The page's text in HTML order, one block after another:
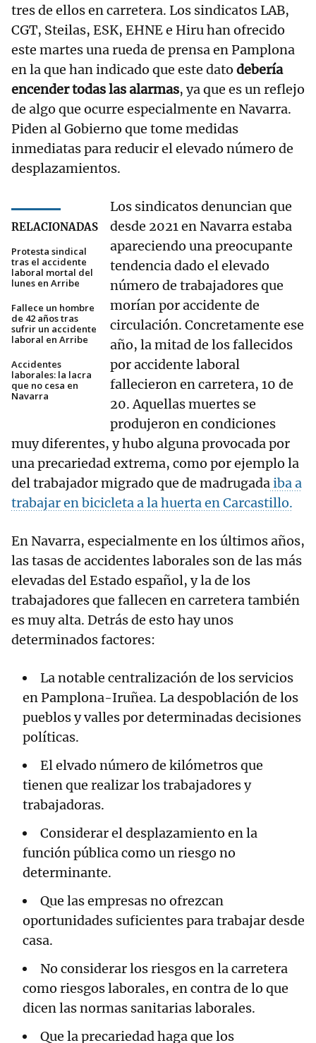
tres de ellos en carretera. Los sindicatos LAB,
CGT, Steilas, ESK, EHNE e Hiru han ofrecido
este martes una rueda de prensa en Pamplona
en la que han indicado que este dato debería
encender todas las alarmas, ya que es un reflejo
de algo que ocurre especialmente en Navarra.
Piden al Gobierno que tome medidas
inmediatas para reducir el elevado número de
desplazamientos.
RELACIONADAS
Protesta sindical
tras el accidente
laboral mortal del
lunes en Arribe
Fallece un hombre
de 42 años tras
sufrir un accidente
laboral en Arribe
Accidentes
laborales: la lacra
que no cesa en
Navarra
Los sindicatos denuncian que
desde 2021 en Navarra estaba
apareciendo una preocupante
tendencia dado el elevado
número de trabajadores que
morían por accidente de
circulación. Concretamente ese
año, la mitad de los fallecidos
por accidente laboral
fallecieron en carretera, 10 de
20. Aquellas muertes se
produjeron en condiciones
muy diferentes, y hubo alguna provocada por
una precariedad extrema, como por ejemplo la
del trabajador migrado que de madrugadaiba a
trabajar en bicicleta a la huerta en Carcastillo.
En Navarra, especialmente en los últimos años,
las tasas de accidentes laborales son de las más
elevadas del Estado español, y la de los
trabajadores que fallecen en carretera también
es muy alta. Detrás de esto hay unos
determinados factores:
La notable centralización de los servicios
en Pamplona-Iruñea. La despoblación de los
pueblos y valles por determinadas decisiones
políticas.
El elvado número de kilómetros que
tienen que realizar los trabajadores y
trabajadoras.
Considerar el desplazamiento en la
función pública como un riesgo no
determinante.
Que las empresas no ofrezcan
oportunidades suficientes para trabajar desde
casa.
No considerar los riesgos en la carretera
como riesgos laborales, en contra de lo que
dicen las normas sanitarias laborales.
Que la precariedad haga que los